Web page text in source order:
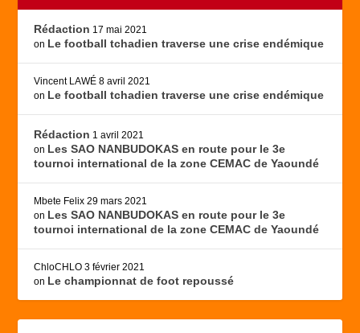
Rédaction 17 mai 2021
on Le football tchadien traverse une crise endémique
Vincent LAWÉ 8 avril 2021
on Le football tchadien traverse une crise endémique
Rédaction 1 avril 2021
on Les SAO NANBUDOKAS en route pour le 3e
tournoi international de la zone CEMAC de Yaoundé
Mbete Felix 29 mars 2021
on Les SAO NANBUDOKAS en route pour le 3e
tournoi international de la zone CEMAC de Yaoundé
ChloCHLO 3 février 2021
on Le championnat de foot repoussé